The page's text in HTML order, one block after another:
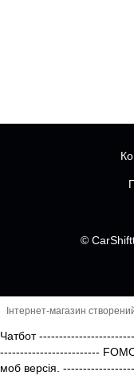
©
Інтернет-магазин
Чатбот
-------------------------
моб версія.